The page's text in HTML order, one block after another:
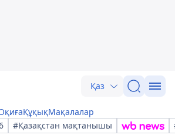
Қаз
ҚұқықМақалалар
#Қазақстан мақтанышы